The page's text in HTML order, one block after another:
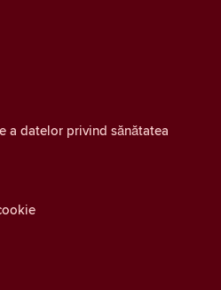
a datelor privind sănătatea